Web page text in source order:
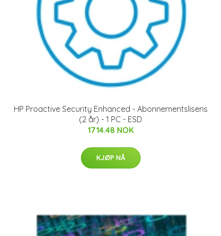
HP Proactive Security Enhanced - Abonnementslisens
(2 år) - 1 PC - ESD
1714.48 NOK
KJØP NÅ